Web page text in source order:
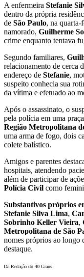
A enfermeira Stefanie
dentro da própria
de São Paulo, na
namorado, Guilherme
crime enquanto tentava
Segundo familiares,
relacionamento de cerca
endereço de Stefanie,
suspeito conhecia sua
da vítima e efetuado ao
Após o assassinato, o
pela polícia em uma
Região Metropolitana
uma arma de fogo, dois
colete balístico.
Amigos e parentes
hospitais, atendendo
além de participar de
Polícia Civil como
Substantivos próprios
Stefanie Silva Lima,
Sobrinho Keller Vieira,
Metropolitana de São
nomes próprios ao longo
destaque.
Da Redação do 40 Graus.